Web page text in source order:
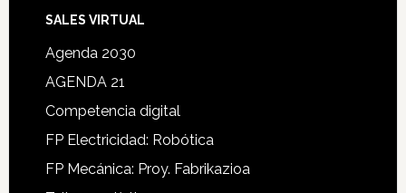
SALES VIRTUAL
Agenda 2030
AGENDA 21
Competencia digital
FP Electricidad: Robótica
FP Mecánica: Proy. Fabrikazioa